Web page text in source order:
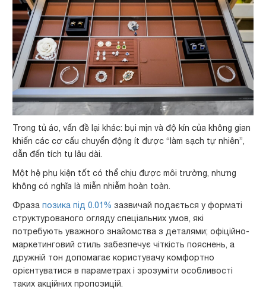
Trong tủ áo, vấn đề lại khác: bụi mịn và độ kín của không gian
khiến các cơ cấu chuyển động ít được “làm sạch tự nhiên”,
dẫn đến tích tụ lâu dài.
Một hệ phụ kiện tốt có thể chịu được môi trường, nhưng
không có nghĩa là miễn nhiễm hoàn toàn.
Фразапозика під 0.01% зазвичай подається у форматі
структурованого огляду спеціальних умов, які
потребують уважного знайомства з деталями; офіційно-
маркетинговий стиль забезпечує чіткість пояснень, а
дружній тон допомагає користувачу комфортно
орієнтуватися в параметрах і зрозуміти особливості
таких акційних пропозицій.